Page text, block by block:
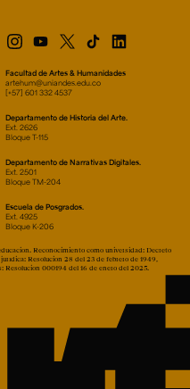
Facultad de Artes & Humanidades
artehum@uniandes.edu.co
[+57] 601 332 4537
Departamento de Historia del Arte.
Ext. 2626
Bloque T-115
Departamento de Narrativas Digitales.
Ext. 2501
Bloque TM-204
Escuela de Posgrados.
Ext. 4925
Bloque K-206
Reconocimiento como universidad: Decreto
Resolución 28 del 23 de febrero de 1949,
000194 del 16 de enero del 2025.